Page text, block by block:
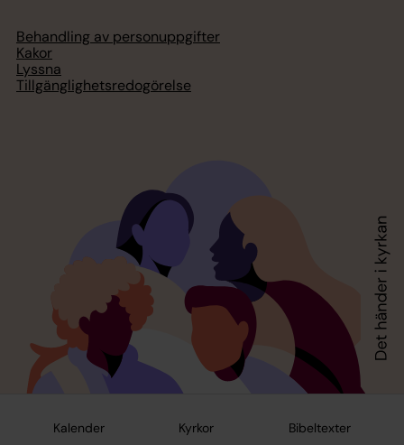
Kalender Kyrkor Bibeltexter
Behandling av personuppgifter
Kakor
Lyssna
Tillgänglighetsredogörelse